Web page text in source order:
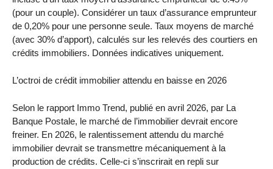
(pour un couple). Considérer un taux d’assurance emprunteur
de 0,20% pour une personne seule. Taux moyens de marché
(avec 30% d’apport), calculés sur les relevés des courtiers en
crédits immobiliers. Données indicatives uniquement.
L’octroi de crédit immobilier attendu en baisse en 2026
Selon le rapport Immo Trend, publié en avril 2026, par La
Banque Postale, le marché de l’immobilier devrait encore
freiner. En 2026, le ralentissement attendu du marché
immobilier devrait se transmettre mécaniquement à la
production de crédits. Celle-ci s’inscrirait en repli sur